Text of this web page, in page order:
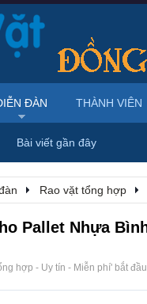
Rao vặt tổng hợp
Pallet Nhựa
hợp - Uy tín - Miễn phí' bắt
ĐÀN
Bài viết gần đây
THÀNH VIÊN